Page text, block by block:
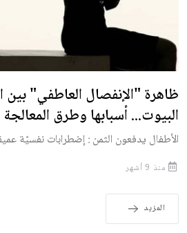
ظاهرة "الإنفصال العاطفي"
البيوت... أسبابها وطرق المعالجة
الأطفال يدفعون الثمن : إضطرابات نفسيّة
منذ 9 أشهر
المزيد